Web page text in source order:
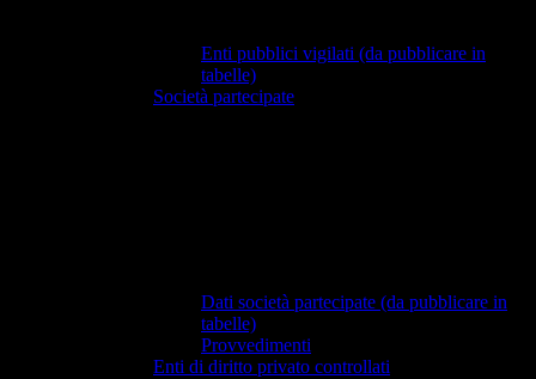
Enti pubblici vigilati (da pubblicare in
tabelle)
Società partecipate
Dati società partecipate (da pubblicare in
tabelle)
Provvedimenti
Enti di diritto privato controllati